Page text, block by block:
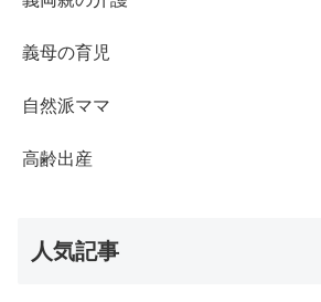
義母の育児
自然派ママ
高齢出産
人気記事